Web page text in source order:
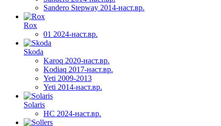
Sandero Stepway 2014-наст.вр.
Rox
01 2024-наст.вр.
Skoda
Karoq 2020-наст.вр.
Kodiaq 2017-наст.вр.
Yeti 2009-2013
Yeti 2014-наст.вр.
Solaris
HC 2024-наст.вр.